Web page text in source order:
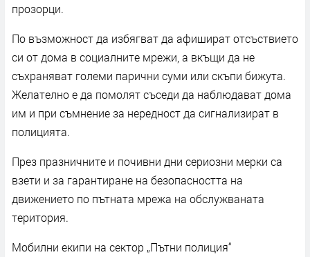
прозорци.
По възможност да избягват да афишират отсъствието
си от дома в социалните мрежи, а вкъщи да не
съхраняват големи парични суми или скъпи бижута.
Желателно е да помолят съседи да наблюдават дома
им и при съмнение за нередност да сигнализират в
полицията.
През празничните и почивни дни сериозни мерки са
взети и за гарантиране на безопасността на
движението по пътната мрежа на обслужваната
територия.
Мобилни екипи на сектор „Пътни полиция“